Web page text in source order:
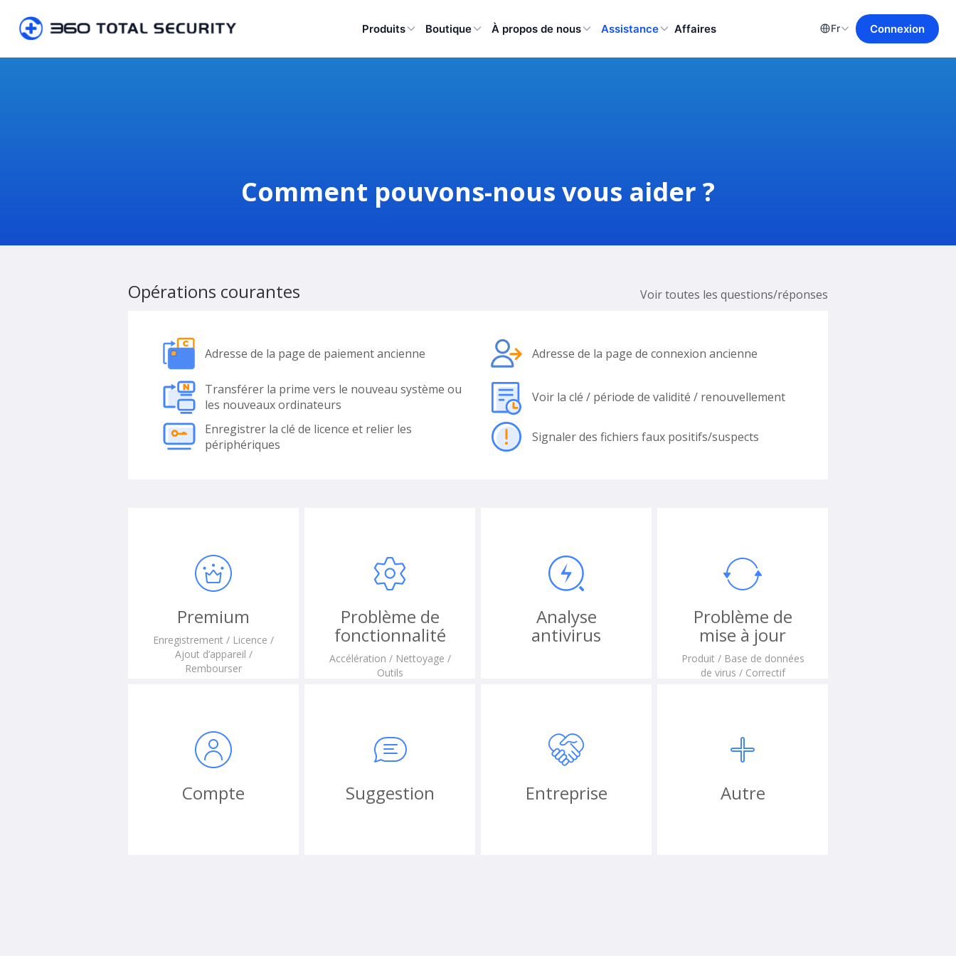
Produits Boutique À propos de nous Assistance Affaires Fr Connexion
Comment pouvons-nous vous aider ?
Opérations courantes Voir toutes les questions/réponses
Adresse de la page de paiement ancienne Adresse de la page de connexion ancienne
Transférer la prime vers le nouveau système ou
les nouveaux ordinateurs
Voir la clé / période de validité / renouvellement
Enregistrer la clé de licence et relier les
périphériques
Signaler des fichiers faux positifs/suspects
Premium
Enregistrement / Licence /
Ajout d’appareil /
Rembourser
Problème de
fonctionnalité
Accélération / Nettoyage /
Outils
Analyse
antivirus
Problème de
mise à jour
Produit / Base de données
de virus / Correctif
Compte Suggestion Entreprise Autre